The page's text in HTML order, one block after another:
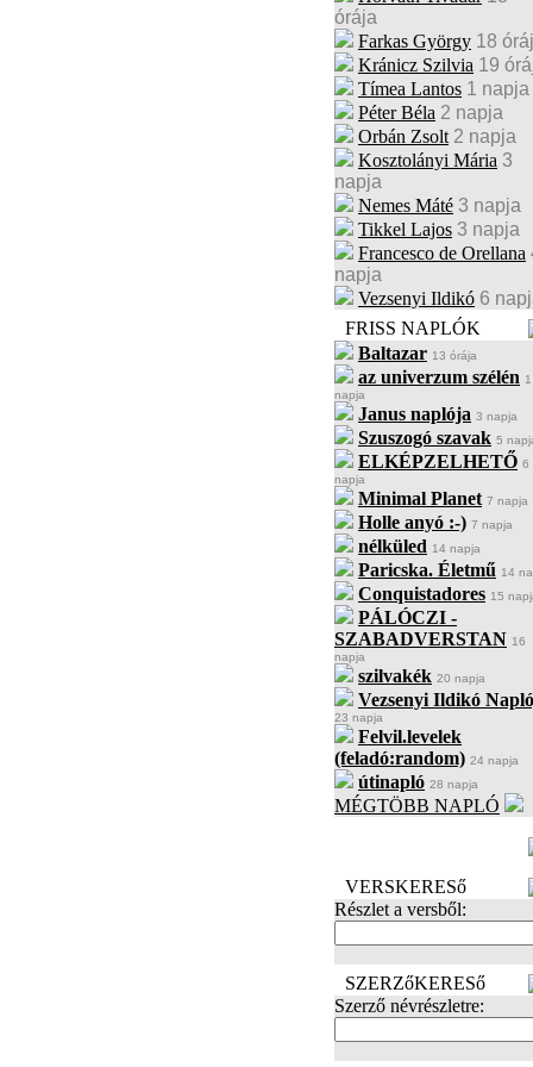
órája
Farkas György 18
Kránicz Szilvia 19
Tímea Lantos 1 napja
Péter Béla 2 napja
Orbán Zsolt 2 napja
Kosztolányi Mária 3
napja
Nemes Máté 3 napja
Tikkel Lajos 3 napja
Francesco de Orellana
napja
Vezsenyi Ildikó 6
FRISS NAPLÓK
Baltazar 13 órája
az univerzum szélén 1
napja
Janus naplója 3 napja
Szuszogó szavak 5
ELKÉPZELHETŐ 6
napja
Minimal Planet 7 napja
Holle anyó :-) 7 napja
nélküled 14 napja
Paricska. Életmű 14
Conquistadores 15
PÁLÓCZI -
SZABADVERSTAN 16
napja
szilvakék 20 napja
Vezsenyi Ildikó
23 napja
Felvil.levelek
(feladó:random) 24 napja
útinapló 28 napja
MÉGTÖBB NAPLÓ
VERSKERESő
Részlet a versből:
SZERZőKERESő
Szerző névrészletre: